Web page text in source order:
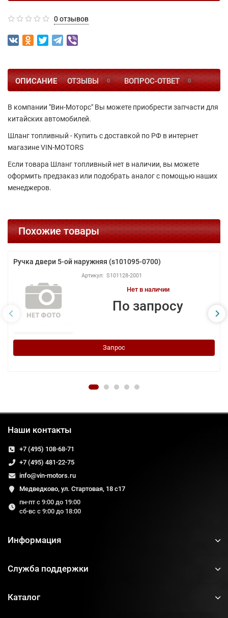
0 отзывов
ОПИСАНИЕ ОТЗЫВЫ 0 ВОПРОС-ОТВЕТ 0
В компании "Вин-Моторс" Вы можете приобрести запчасти для
китайских автомобилей.
Шланг топливный - Купить с доставкой по РФ в интернет
магазине VIN-MOTORS
Если товара Шланг топливный нет в наличии, вы можете
оформить предзаказ или подобрать аналог с помощью наших
менеджеров.
Похожие товары
Ручка двери 5-ой наружняя (s101095-0700)
S101128-2001
Нет в наличии
По запросу
Запрос
Наши контакты
+7 (495) 108-68-71
+7 (495) 481-22-75
info@vin-motors.ru
Медведково, ул. Стартовая, 18 с17
пн-пт с 9:00 до 19:00
сб-вс с 9:00 до 18:00
Информация
Служба поддержки
Каталог